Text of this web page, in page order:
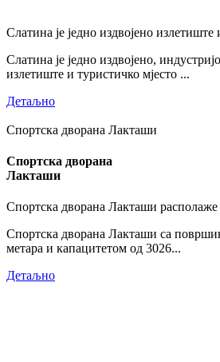
Слатина је једно издвојено излетиште
Слатина је једно издвојено,
излетиште и туристичко мјесто ...
Детаљно
Спортска дворана Лакташи
Спортска дворана
Лакташи
Спортска дворана Лакташи располаже
Спортска дворана Лакташи са
метара и капацитетом од 3026...
Детаљно